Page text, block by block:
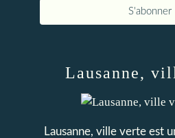
Lausanne,
Lausanne, ville verte est